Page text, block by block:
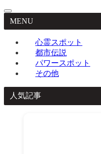
MENU
心霊スポット
都市伝説
パワースポット
その他
人気記事